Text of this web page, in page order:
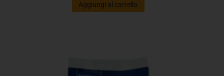
Aggiungi al carrello